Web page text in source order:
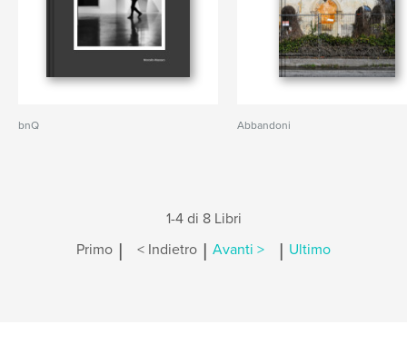
bnQ Abbandoni
1-4 di 8 Libri
Primo | < Indietro | Avanti > | Ultimo